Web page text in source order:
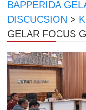
BAPPERIDA
DISCUCSION >
GELAR FOCUS